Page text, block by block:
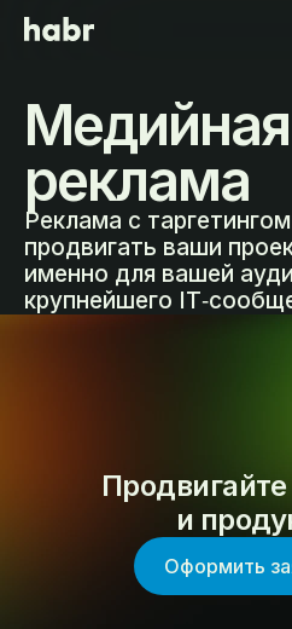
Медийная
реклама
Реклама с
продвигать ваши
именно для вашей
крупнейшего
и
Оформить